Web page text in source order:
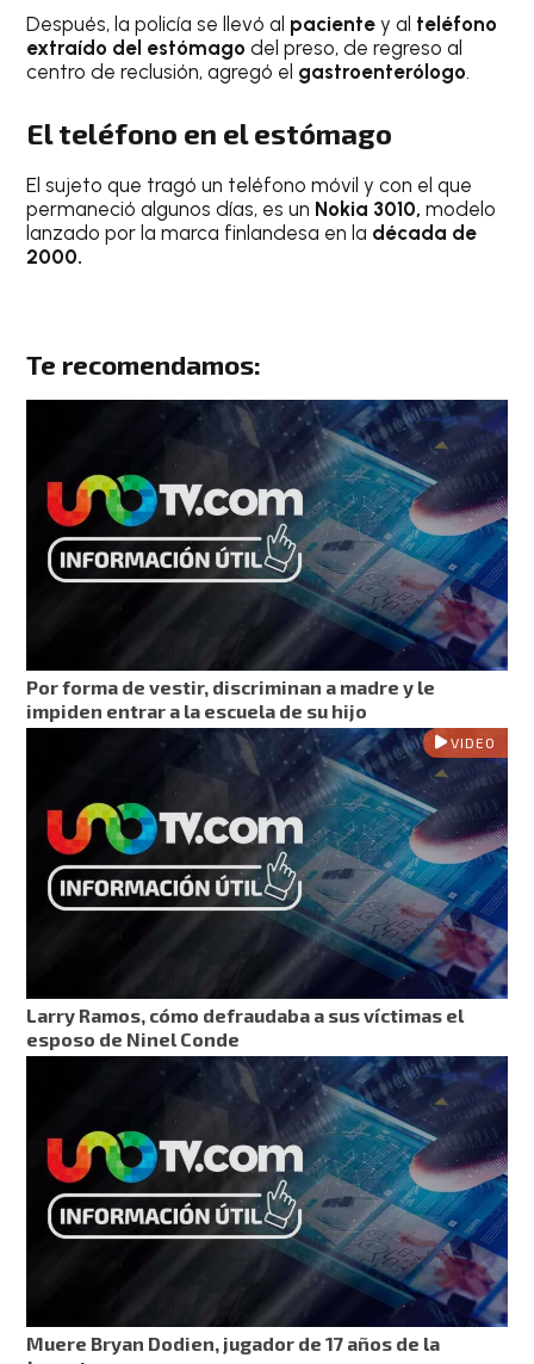
Después, la policía se llevó al paciente y al teléfono
extraído del estómago del preso, de regreso al
centro de reclusión, agregó el gastroenterólogo.
El teléfono en el estómago
El sujeto que tragó un teléfono móvil y con el que
permaneció algunos días, es un Nokia 3010,modelo
lanzado por la marca finlandesa en la década de
2000.
Te recomendamos:
Por forma de vestir, discriminan a madre y le
impiden entrar a la escuela de su hijo
VIDEO
Larry Ramos, cómo defraudaba a sus víctimas el
esposo de Ninel Conde
Muere Bryan Dodien, jugador de 17 años de la